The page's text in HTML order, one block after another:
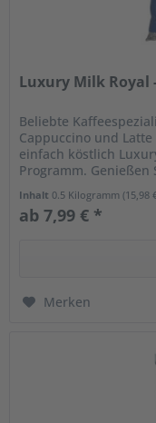
Luxury Milk Royal
Beliebte
Cappuccino und
einfach köstlich
Programm. Genießen
Inhalt 0.5 Kilogramm(15,98
ab 7,99 € *
Merken